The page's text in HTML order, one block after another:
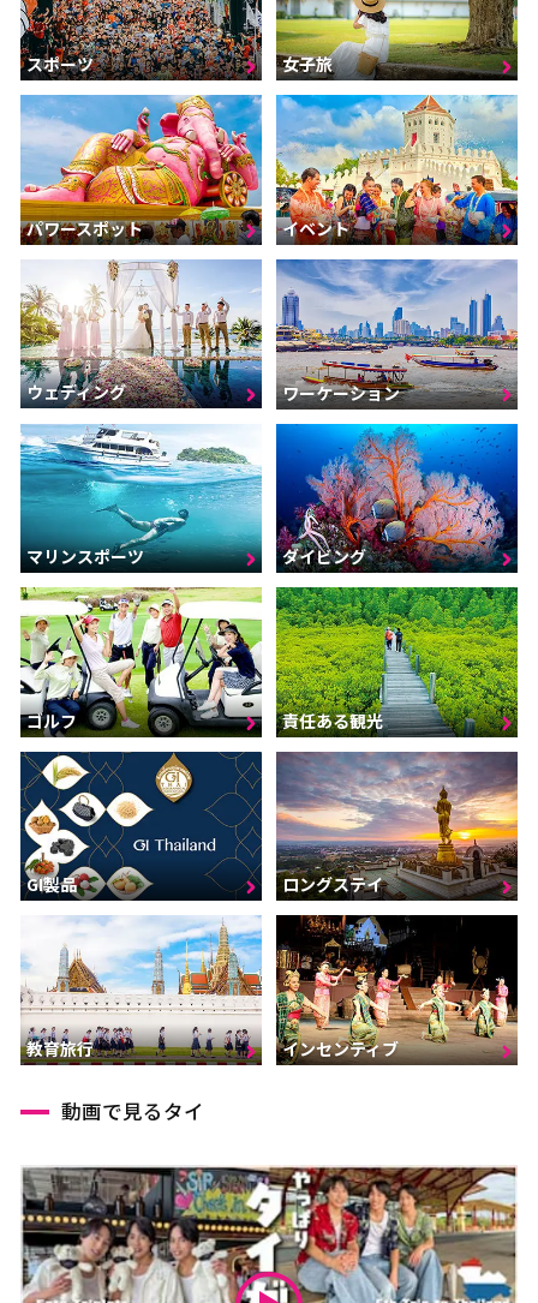
スポーツ 女子旅
パワースポット イベント
ウェディング ワーケーション
マリンスポーツ ダイビング
ゴルフ 責任ある観光
GI製品 ロングステイ
教育旅行 インセンティブ
動画で見るタイ